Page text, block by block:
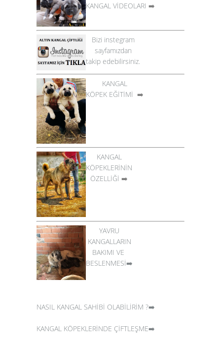
KANGAL VİDEOLARI ➡️
Bizi instegram
sayfamızdan
takip edebilirsiniz.
KANGAL
KÖPEK EĞİTİMİ ➡️
KANGAL
KÖPEKLERİNİN
ÖZELLİĞİ ➡️
YAVRU
KANGALLARIN
BAKIMI VE
BESLENMESİ➡️
NASIL KANGAL SAHİBİ OLABİLİRİM ?➡️
KANGAL KÖPEKLERİNDE ÇİFTLEŞME➡️